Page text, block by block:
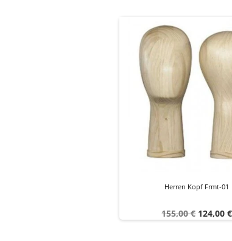
Herren Kopf Frmt-01
Verkaufspreis
155,00 € Preis
124,00 €